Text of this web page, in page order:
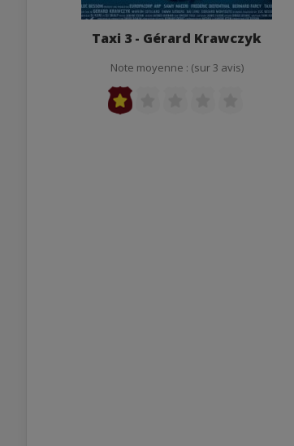
Taxi 3 - Gérard Krawczyk
Note moyenne : (sur 3 avis)